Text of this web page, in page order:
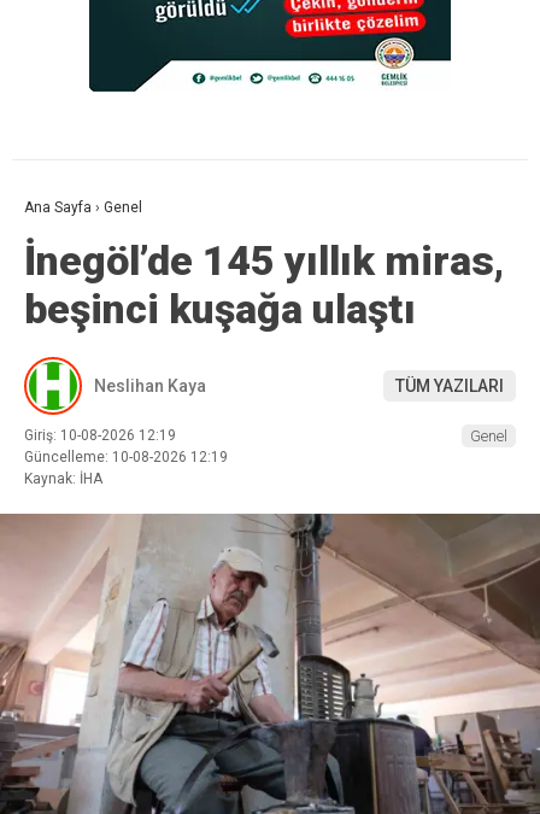
Ana Sayfa › Genel
İnegöl’de 145 yıllık miras,
beşinci kuşağa ulaştı
Neslihan Kaya TÜM YAZILARI
Giriş: 10-08-2026 12:19
Güncelleme: 10-08-2026 12:19
Kaynak: İHA
Genel